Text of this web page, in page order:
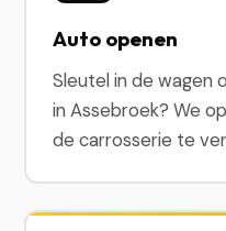
Auto openen
Sleutel in de wagen
in Assebroek? We
de carrosserie te